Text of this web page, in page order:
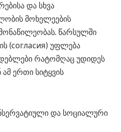
და სხვა
მოხელეების
წარსულში
(согласия) უფლება
რატომღაც უდიდეს
ამ ერთი სიტყვის
და სოციალური